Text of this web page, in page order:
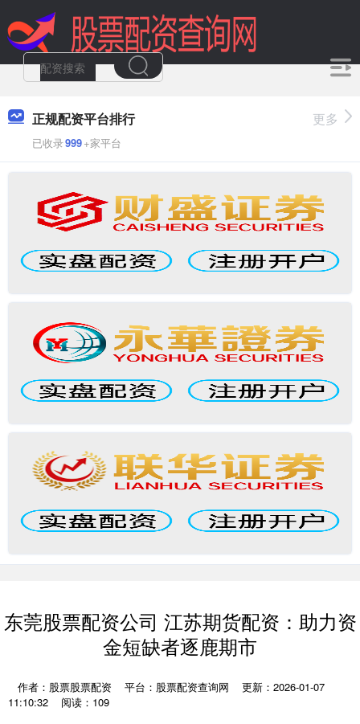
正规配资平台排行
已收录999+家平台
更多
东莞股票配资公司 江苏期货配资：助力资
金短缺者逐鹿期市
作者：股票股票配资 平台：股票配资查询网
更新：2026-01-07
11:10:32
阅读：109